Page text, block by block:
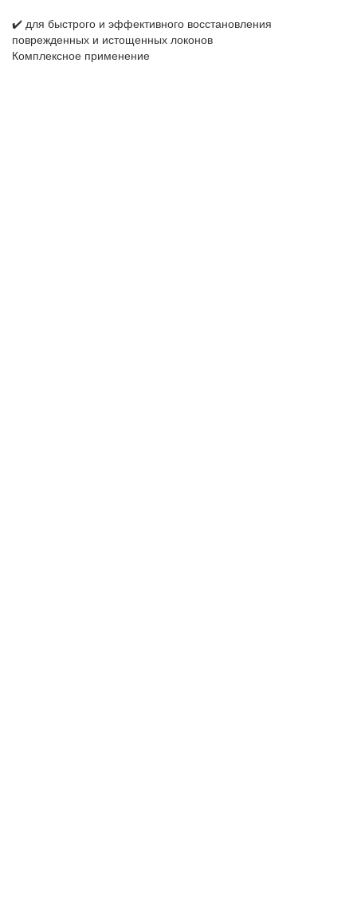
✔️ для быстрого и эффективного восстановления
поврежденных и истощенных локонов
Комплексное применение